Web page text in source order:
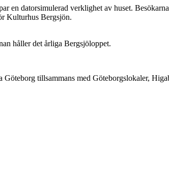
datorsimulerad verklighet av huset.
Kulturhus Bergsjön.
håller det årliga Bergsjöloppet.
tillsammans med Göteborgslokaler,